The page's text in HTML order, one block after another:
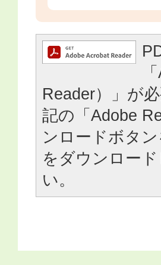
Reader）」が
記の「Adobe
ンロードボタ
をダウンロー
い。